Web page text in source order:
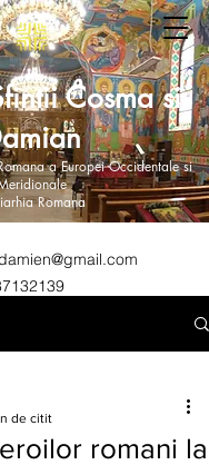
Cosma si
a Europei Occidentale si
Romana
romani la
de citit